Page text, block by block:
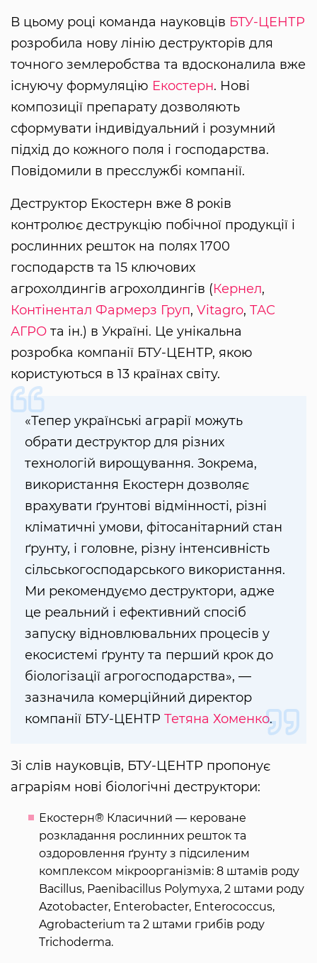
В цьому році команда науковців БТУ-ЦЕНТР
розробила нову лінію деструкторів для
точного землеробства та вдосконалила вже
існуючу формуляцію Екостерн. Нові
композиції препарату дозволяють
сформувати індивідуальний і розумний
підхід до кожного поля і господарства.
Повідомили в пресслужбі компанії.
Деструктор Екостерн вже 8 років
контролює деструкцію побічної продукції і
рослинних решток на полях 1700
господарств та 15 ключових
агрохолдингів агрохолдингів (Кернел,
Контінентал Фармерз Груп, Vitagro, ТАС
АГРО та ін.) в Україні. Це унікальна
розробка компанії БТУ-ЦЕНТР, якою
користуються в 13 країнах світу.
«Тепер українські аграрії можуть
обрати деструктор для різних
технологій вирощування. Зокрема,
використання Екостерн дозволяє
врахувати ґрунтові відмінності, різні
кліматичні умови, фітосанітарний стан
ґрунту, і головне, різну інтенсивність
сільськогосподарського використання.
Ми рекомендуємо деструктори, адже
це реальний і ефективний спосіб
запуску відновлювальних процесів у
екосистемі ґрунту та перший крок до
біологізації агрогосподарства», —
зазначила комерційний директор
компанії БТУ-ЦЕНТР Тетяна Хоменко.
Зі слів науковців, БТУ-ЦЕНТР пропонує
аграріям нові біологічні деструктори:
Екостерн® Класичний — кероване
розкладання рослинних решток та
оздоровлення ґрунту з підсиленим
комплексом мікроорганізмів: 8 штамів роду
Bacillus, Paenibacillus Polymyxa, 2 штами роду
Azotobacter, Enterobacter, Enterococcus,
Agrobacterium та 2 штами грибів роду
Trichoderma.